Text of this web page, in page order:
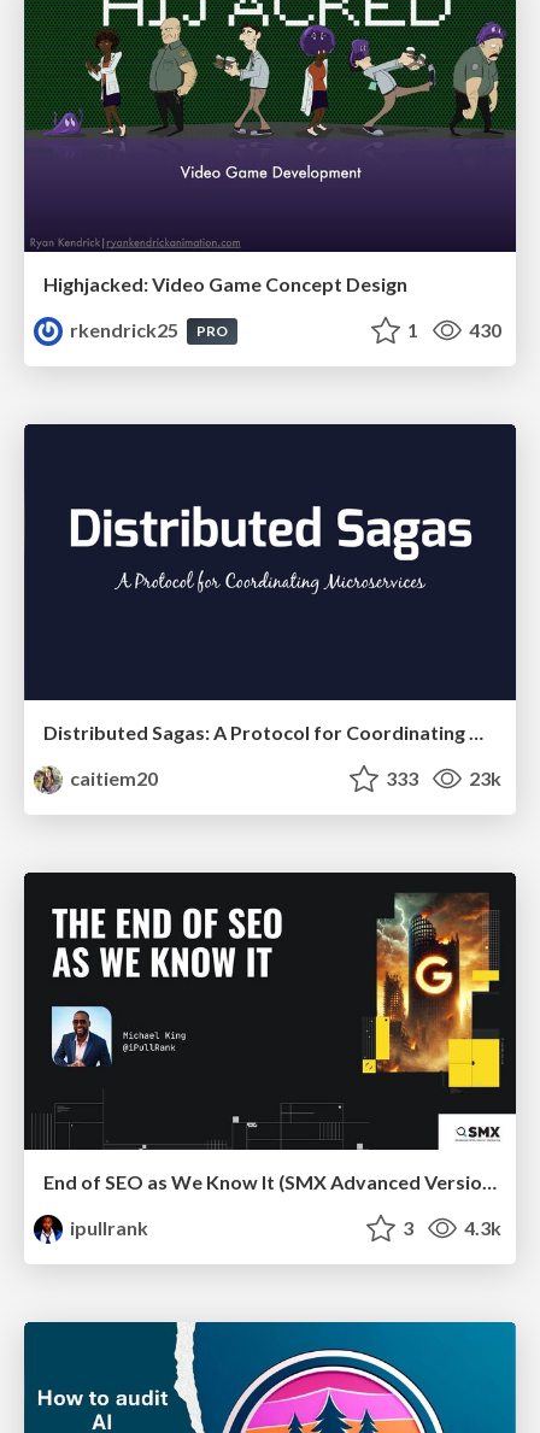
Highjacked: Video Game Concept Design
rkendrick25
PRO 1 430
Distributed Sagas: A Protocol for Coordinating Microservices
caitiem20
333 23k
End of SEO as We Know It (SMX Advanced Version)
ipullrank
3 4.3k